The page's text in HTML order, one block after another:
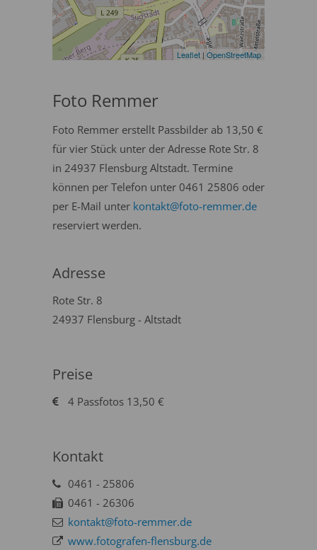
Leaflet | OpenStreetMap
Foto Remmer
Foto Remmer erstellt Passbilder ab 13,50 €
für vier Stück unter der Adresse Rote Str. 8
in 24937 Flensburg Altstadt. Termine
können per Telefon unter 0461 25806 oder
per E-Mail unter kontakt@foto-remmer.de
reserviert werden.
Adresse
Rote Str. 8
24937 Flensburg - Altstadt
Preise
4 Passfotos 13,50 €
Kontakt
0461 - 25806
0461 - 26306
kontakt@foto-remmer.de
www.fotografen-flensburg.de